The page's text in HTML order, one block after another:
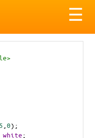
☰
>
0);
white;